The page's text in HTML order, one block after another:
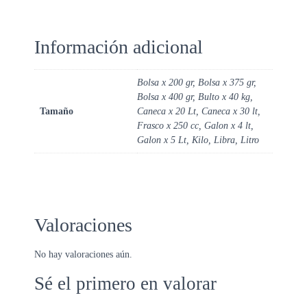
Información adicional
Tamaño
Bolsa x 200 gr, Bolsa x 375 gr,
Bolsa x 400 gr, Bulto x 40 kg,
Caneca x 20 Lt, Caneca x 30 lt,
Frasco x 250 cc, Galon x 4 lt,
Galon x 5 Lt, Kilo, Libra, Litro
Valoraciones
No hay valoraciones aún.
Sé el primero en valorar